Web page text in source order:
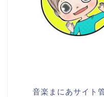
音楽まにあサイト